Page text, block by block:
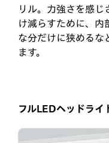
リル。力強さを感じ
け減らすために、内
な分だけに狭めるな
ます。
フルLEDヘッドライ